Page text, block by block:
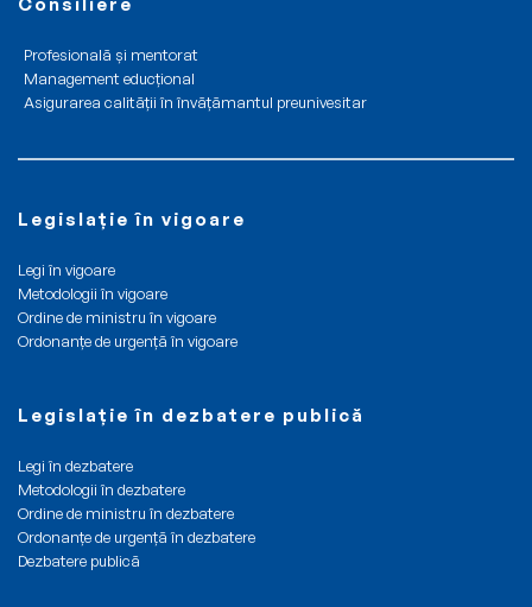
Profesională și mentorat
Management educțional
Asigurarea calității în învățămantul preunivesitar
Legislație în vigoare
Legi în vigoare
Metodologii în vigoare
Ordine de ministru în vigoare
Ordonanțe de urgență în vigoare
Legislație în dezbatere publică
Legi în dezbatere
Metodologii în dezbatere
Ordine de ministru în dezbatere
Ordonanțe de urgență în dezbatere
Dezbatere publică